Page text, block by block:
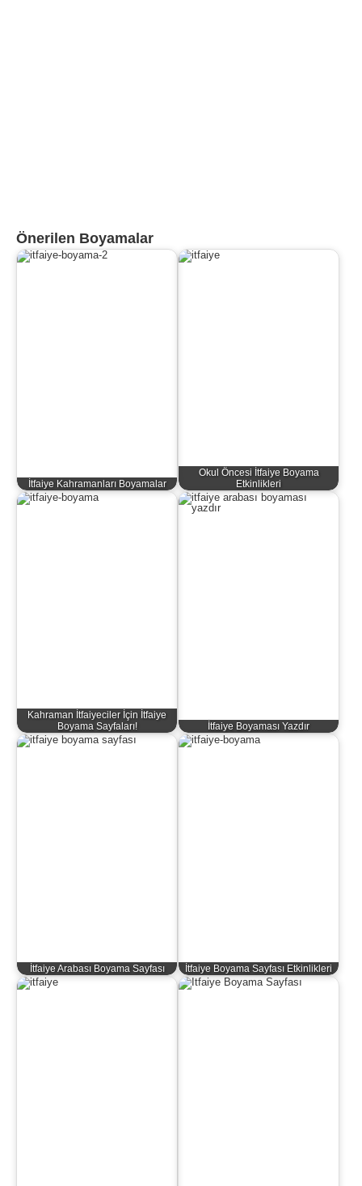
Önerilen Boyamalar
İtfaiye Kahramanları Boyamalar
Okul Öncesi İtfaiye Boyama
Etkinlikleri
Kahraman İtfaiyeciler İçin İtfaiye
Boyama Sayfaları!
İtfaiye Boyaması Yazdır
İtfaiye Arabası Boyama Sayfası İtfaiye Boyama Sayfası Etkinlikleri